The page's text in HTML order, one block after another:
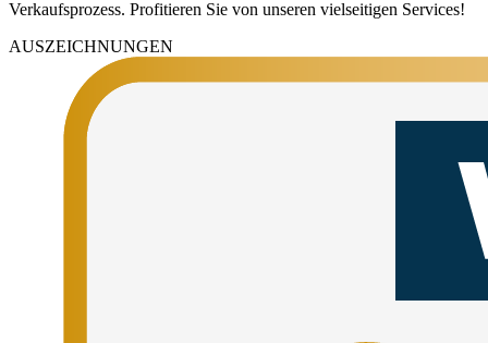
Verkaufsprozess. Profitieren Sie von unseren vielseitigen Services!
AUSZEICHNUNGEN